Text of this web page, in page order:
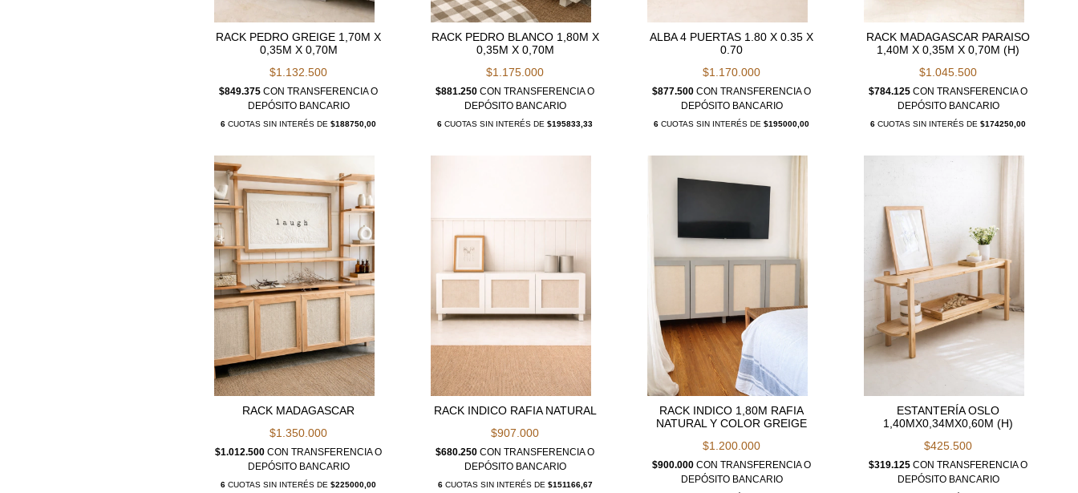
RACK PEDRO GREIGE 1,70M X
0,35M X 0,70M
$1.132.500
$849.375CON TRANSFERENCIA O
DEPÓSITO BANCARIO
6 CUOTAS SIN INTERÉS DE$188750,00
RACK PEDRO BLANCO 1,80M X
0,35M X 0,70M
$1.175.000
$881.250CON TRANSFERENCIA O
DEPÓSITO BANCARIO
6 CUOTAS SIN INTERÉS DE$195833,33
ALBA 4 PUERTAS 1.80 X 0.35 X
0.70
$1.170.000
$877.500CON TRANSFERENCIA O
DEPÓSITO BANCARIO
6 CUOTAS SIN INTERÉS DE$195000,00
RACK MADAGASCAR PARAISO
1,40M X 0,35M X 0,70M (H)
$1.045.500
$784.125CON TRANSFERENCIA O
DEPÓSITO BANCARIO
6 CUOTAS SIN INTERÉS DE$174250,00
RACK MADAGASCAR
$1.350.000
$1.012.500CON TRANSFERENCIA O
DEPÓSITO BANCARIO
6 CUOTAS SIN INTERÉS DE$225000,00
RACK INDICO RAFIA NATURAL
$907.000
$680.250CON TRANSFERENCIA O
DEPÓSITO BANCARIO
6CUOTAS SIN INTERÉS DE $151166,67
RACK INDICO 1,80M RAFIA
NATURAL Y COLOR GREIGE
$1.200.000
$900.000CON TRANSFERENCIA O
DEPÓSITO BANCARIO
ESTANTERÍA OSLO
1,40MX0,34MX0,60M (H)
$425.500
$319.125CON TRANSFERENCIA O
DEPÓSITO BANCARIO